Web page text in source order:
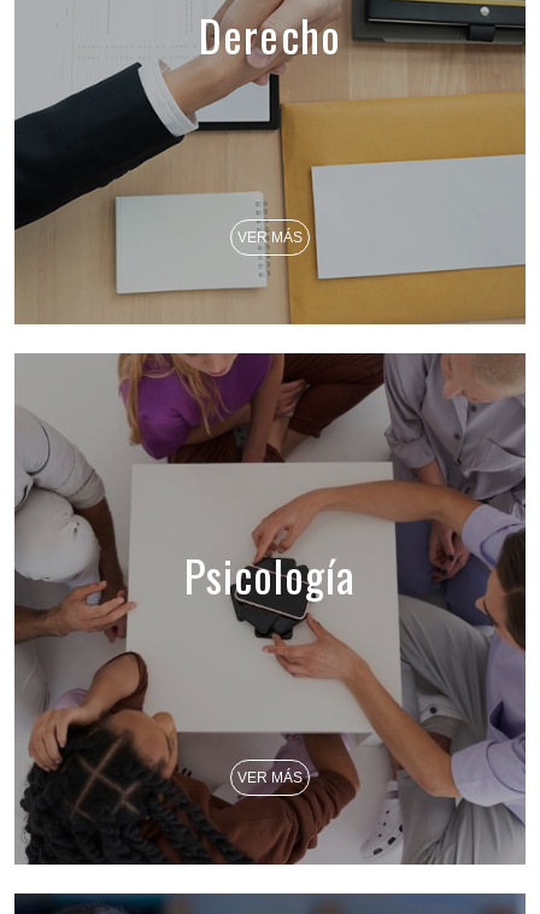
Derecho
VER MÁS
Psicología
VER MÁS